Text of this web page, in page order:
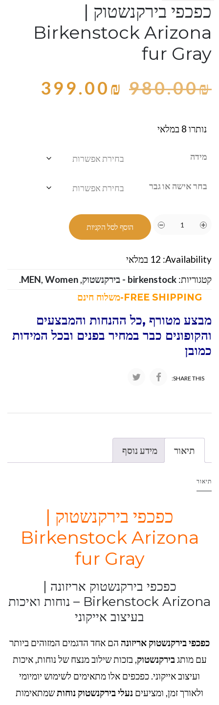
כפכפי בירקנשטוק |
Birkenstock Arizona
fur Gray
980.00₪
399.00₪
נותרו 8 במלאי
מידה
בחר אישה או גבר
הוסף לסל הקניות
Availability: 12 במלאי
קטגוריות: birkenstock - בירקנשטוק ,
MEN, Women
.
מבצע מטורף ,כל ההנחות והמבצעים
והקופונים כבר במחיר בפנים ובכל המידות
כמובן
SHARE THIS:
תיאור מידע נוסף
תיאור
כפכפי בירקנשטוק |
Birkenstock Arizona
fur Gray
כפכפי בירקנשטוק אריזונה |
Birkenstock Arizona – נוחות ואיכות
בעיצוב אייקוני
כפכפי בירקנשטוק אריזונה הם אחד הדגמים המזוהים ביותר
עם מותגבירקנשטוק, בזכות שילוב מנצח של נוחות, איכות
ועיצוב אייקוני. כפכפים אלו מתאימים לשימוש יומיומי
ולאורך זמן, ומציעים נעלי בירקנשטוק נוחותשמתאימות